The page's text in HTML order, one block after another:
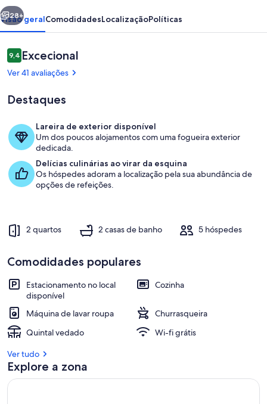
uma
vila
tranquila
na
Vicentina;
km
mar
Seguinte
28+
Visão geralComodidadesLocalizaçãoPolíticas
Avaliações
9,49,4 em 10
Excecional
Ver 41 avaliações
Destaques
Lareira de exterior disponível
Um dos poucos alojamentos com uma fogueira exterior
dedicada.
Delícias culinárias ao virar da esquina
Os hóspedes adoram a localização pela sua abundância de
opções de refeições.
2 quartos 2 casas de banho 5 hóspedes
Comodidades populares
Estacionamento no local
disponível
Cozinha
Máquina de lavar roupa
Churrasqueira
Quintal vedado
Wi-fi grátis
Ver tudo
Explore a zona